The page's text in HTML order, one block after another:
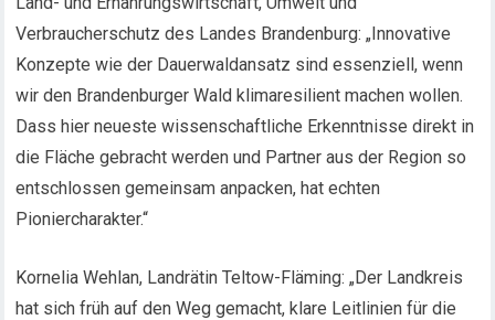
Verbraucherschutz des Landes Brandenburg: „Innovative
Konzepte wie der Dauerwaldansatz sind essenziell, wenn
wir den Brandenburger Wald klimaresilient machen wollen.
Dass hier neueste wissenschaftliche Erkenntnisse direkt in
die Fläche gebracht werden und Partner aus der Region so
entschlossen gemeinsam anpacken, hat echten
Pioniercharakter.“
Kornelia Wehlan, Landrätin Teltow-Fläming: „Der Landkreis
hat sich früh auf den Weg gemacht, klare Leitlinien für die